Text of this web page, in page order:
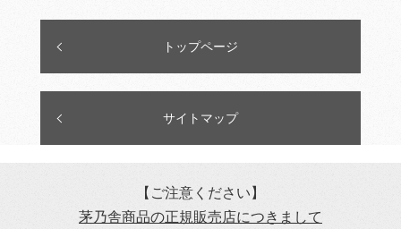
トップページ
サイトマップ
【ご注意ください】
茅乃舎商品の正規販売店につきまして